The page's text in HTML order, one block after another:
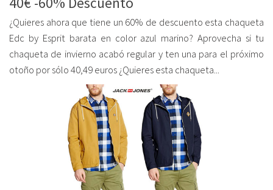
¿Quieres ahora que tiene un 60% de descuento esta chaqueta
Edc by Esprit barata en color azul marino? Aprovecha si tu
chaqueta de invierno acabó regular y ten una para el próximo
otoño por sólo 40,49 euros ¿Quieres esta chaqueta...